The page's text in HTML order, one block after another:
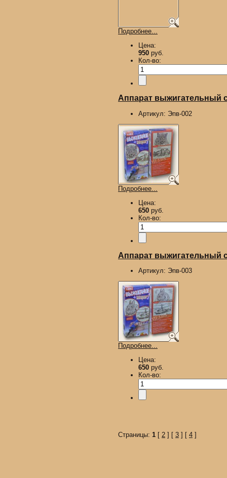
Подробнее...
Цена:
950 руб.
Кол-во:
Аппарат выжигательный
Артикул: Эпв-002
Подробнее...
Цена:
650 руб.
Кол-во:
Аппарат выжигательный
Артикул: Эпв-003
Подробнее...
Цена:
650 руб.
Кол-во:
Страницы: 1 [ 2 ] [ 3 ] [ 4 ]